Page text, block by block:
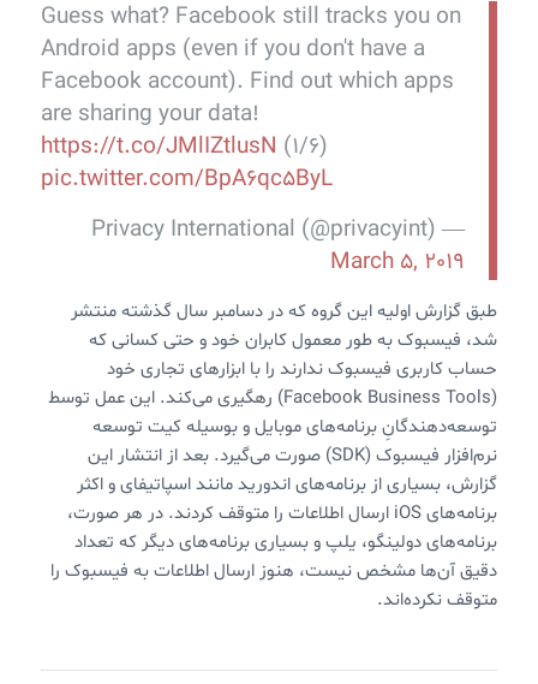
Guess what? Facebook still tracks you on
Android apps (even if you don't have a
Facebook account). Find out which apps
are sharing your data!
https://t.co/JMlIZtlusN (1/6)
pic.twitter.com/BpA6qc5ByL
— Privacy International (@privacyint)
March 5, 2019
طبق گزارش اولیه این گروه که در دسامبر سال گذشته منتشر
شد، فیسبوک به طور معمول کابران خود و حتی کسانی که
حساب کاربری فیسبوک ندارند را با ابزارهای تجاری خود
(Facebook Business Tools) رهگیری می‌کند. این عمل توسط
توسعه‌دهندگانِ برنامه‌های موبایل و بوسیله کیت توسعه
نرم‌افزار فیسبوک (SDK) صورت می‌گیرد. بعد از انتشار این
گزارش، بسیاری از برنامه‌های اندورید مانند اسپاتیفای و اکثر
برنامه‌های iOS ارسال اطلاعات را متوقف کردند. در هر صورت،
برنامه‌های دولینگو، یلپ و بسیاری برنامه‌های دیگر که تعداد
دقیق آن‌ها مشخص نیست، هنوز ارسال اطلاعات به فیسبوک را
متوقف نکرده‌اند.